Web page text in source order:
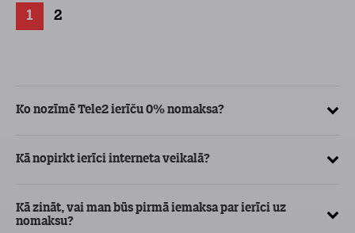
1 2
Ko nozīmē Tele2 ierīču 0% nomaksa?
Kā nopirkt ierīci interneta veikalā?
Kā zināt, vai man būs pirmā iemaksa par ierīci uz
nomaksu?